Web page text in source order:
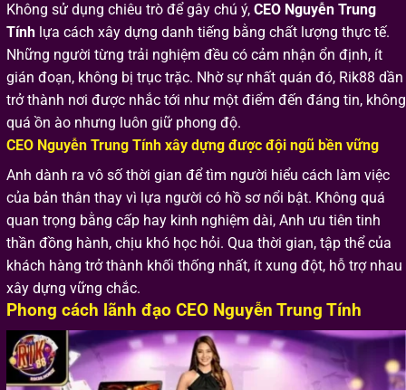
Không sử dụng chiêu trò để gây chú ý, CEO Nguyễn Trung
Tính lựa cách xây dựng danh tiếng bằng chất lượng thực tế.
Những người từng trải nghiệm đều có cảm nhận ổn định, ít
gián đoạn, không bị trục trặc. Nhờ sự nhất quán đó, Rik88 dần
trở thành nơi được nhắc tới như một điểm đến đáng tin, không
quá ồn ào nhưng luôn giữ phong độ.
CEO Nguyễn Trung Tính xây dựng được đội ngũ bền vững
Anh dành ra vô số thời gian để tìm người hiểu cách làm việc
của bản thân thay vì lựa người có hồ sơ nổi bật. Không quá
quan trọng bằng cấp hay kinh nghiệm dài, Anh ưu tiên tinh
thần đồng hành, chịu khó học hỏi. Qua thời gian, tập thể của
khách hàng trở thành khối thống nhất, ít xung đột, hỗ trợ nhau
xây dựng vững chắc.
Phong cách lãnh đạo CEO Nguyễn Trung Tính